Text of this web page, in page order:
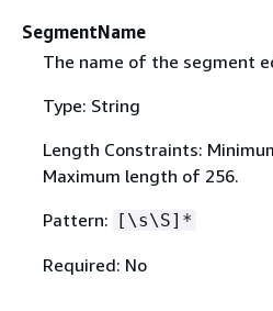
SegmentName
The name of the segment
Type: String
Length Constraints:
Maximum length of 256.
Pattern: [\s\S]*
Required: No